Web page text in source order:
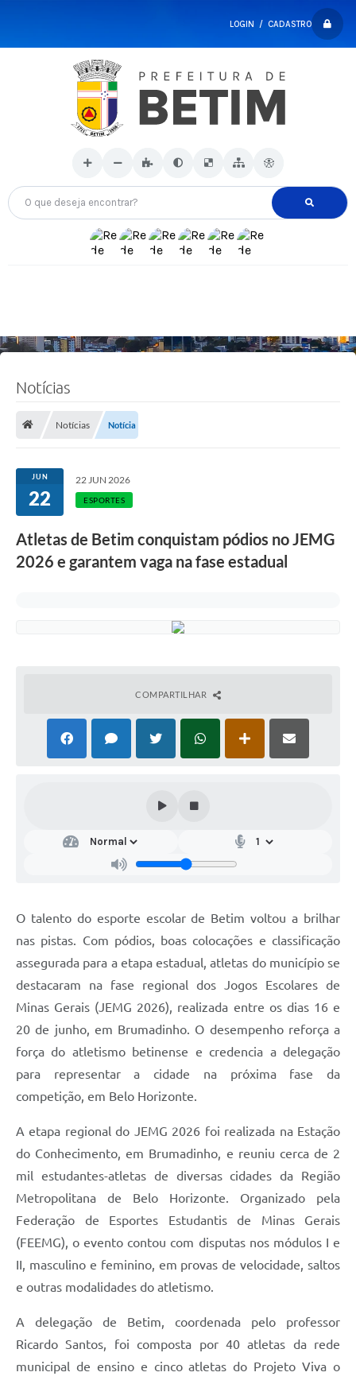
LOGIN / CADASTRO
O que deseja encontrar?
Notícias
Notícias Notícia
JUN
22
22 JUN 2026
ESPORTES
Atletas de Betim conquistam pódios no JEMG
2026 e garantem vaga na fase estadual
COMPARTILHAR
O talento do esporte escolar de Betim voltou a brilhar
nas pistas. Com pódios, boas colocações e classificação
assegurada para a etapa estadual, atletas do município se
destacaram na fase regional dos Jogos Escolares de
Minas Gerais (JEMG 2026), realizada entre os dias 16 e
20 de junho, em Brumadinho. O desempenho reforça a
força do atletismo betinense e credencia a delegação
para representar a cidade na próxima fase da
competição, em Belo Horizonte.
A etapa regional do JEMG 2026 foi realizada na Estação
do Conhecimento, em Brumadinho, e reuniu cerca de 2
mil estudantes-atletas de diversas cidades da Região
Metropolitana de Belo Horizonte. Organizado pela
Federação de Esportes Estudantis de Minas Gerais
(FEEMG), o evento contou com disputas nos módulos I e
II, masculino e feminino, em provas de velocidade, saltos
e outras modalidades do atletismo.
A delegação de Betim, coordenada pelo professor
Ricardo Santos, foi composta por 40 atletas da rede
municipal de ensino e cinco atletas do Projeto Viva o